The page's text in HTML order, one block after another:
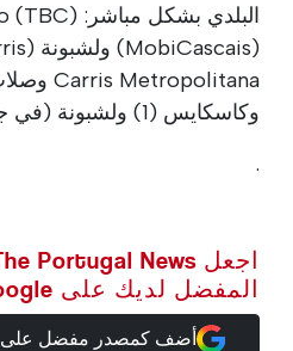
وكاسكايس (1) ولشبونة (في جميع المناطق الأربعة)
.
المفضل لديك على Google
أضف كمصدر مفضل على Google